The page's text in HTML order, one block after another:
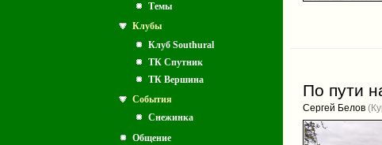
Темы
Клубы
Клуб Southural
ТК Спутник
ТК Вершина
События
Снежинка
Общение
По пути
Сергей Белов